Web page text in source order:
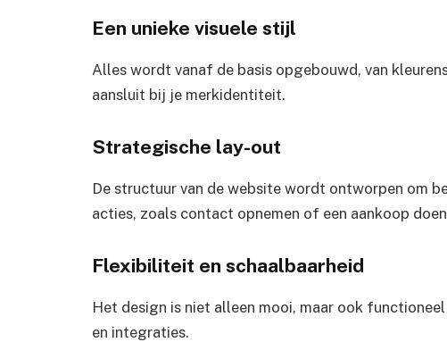
Een unieke visuele stijl
Alles wordt vanaf de basis opgebouwd, van
aansluit bij je merkidentiteit.
Strategische lay-out
De structuur van de website wordt ontworpen om
acties, zoals contact opnemen of een aankoop
Flexibiliteit en schaalbaarheid
Het design is niet alleen mooi, maar ook
en integraties.